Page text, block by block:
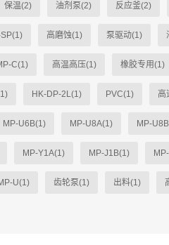
保温(2) 油剂泵(2) 反应釜(2)
高磨蚀(1) 泵驱动(1)
C(1) 高温高压(1) 橡胶专用(1)
HK-DP-2L(1) PVC(1) 高
MP-U6B(1) MP-U8A(1) MP-
MP-Y1A(1) MP-J1B(1)
U(1) 齿轮泵(1) 出料(1)